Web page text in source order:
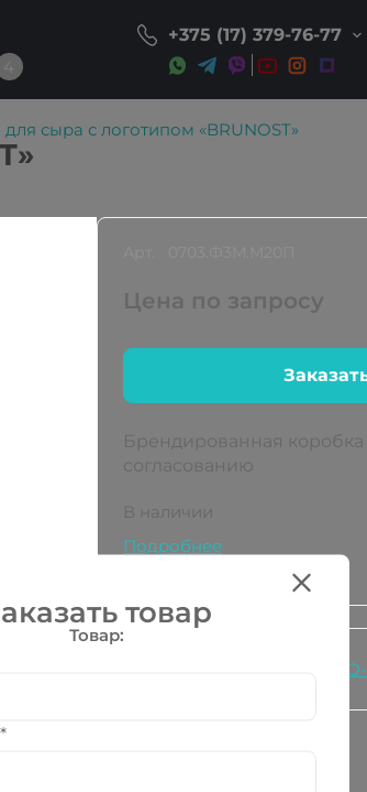
+375 (17) 379-76-77
сыра с логотипом «BRUNOST»
Цена по запросу
Брендированная коробка
согласованию
В наличии
Подробнее
Все характеристики
товар
Товар: